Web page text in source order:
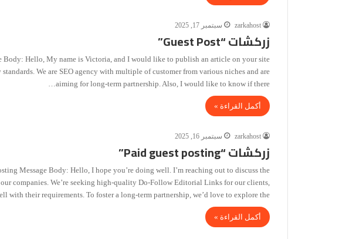
zarkahost سبتمبر 17, 2025
زركشات “Guest Post”
Body: Hello, My name is Victoria, and I would like to publish an article on your site
We are SEO agency with multiple of customer from various niches and are
aiming for long-term partnership. Also, I would like to know if there…
أكمل القراءة »
zarkahost سبتمبر 16, 2025
زركشات “Paid guest posting”
Message Body: Hello, I hope you’re doing well. I’m reaching out to discuss the
companies. We’re seeking high-quality Do-Follow Editorial Links for our clients,
with their requirements. To foster a long-term partnership, we’d love to explore the…
أكمل القراءة »